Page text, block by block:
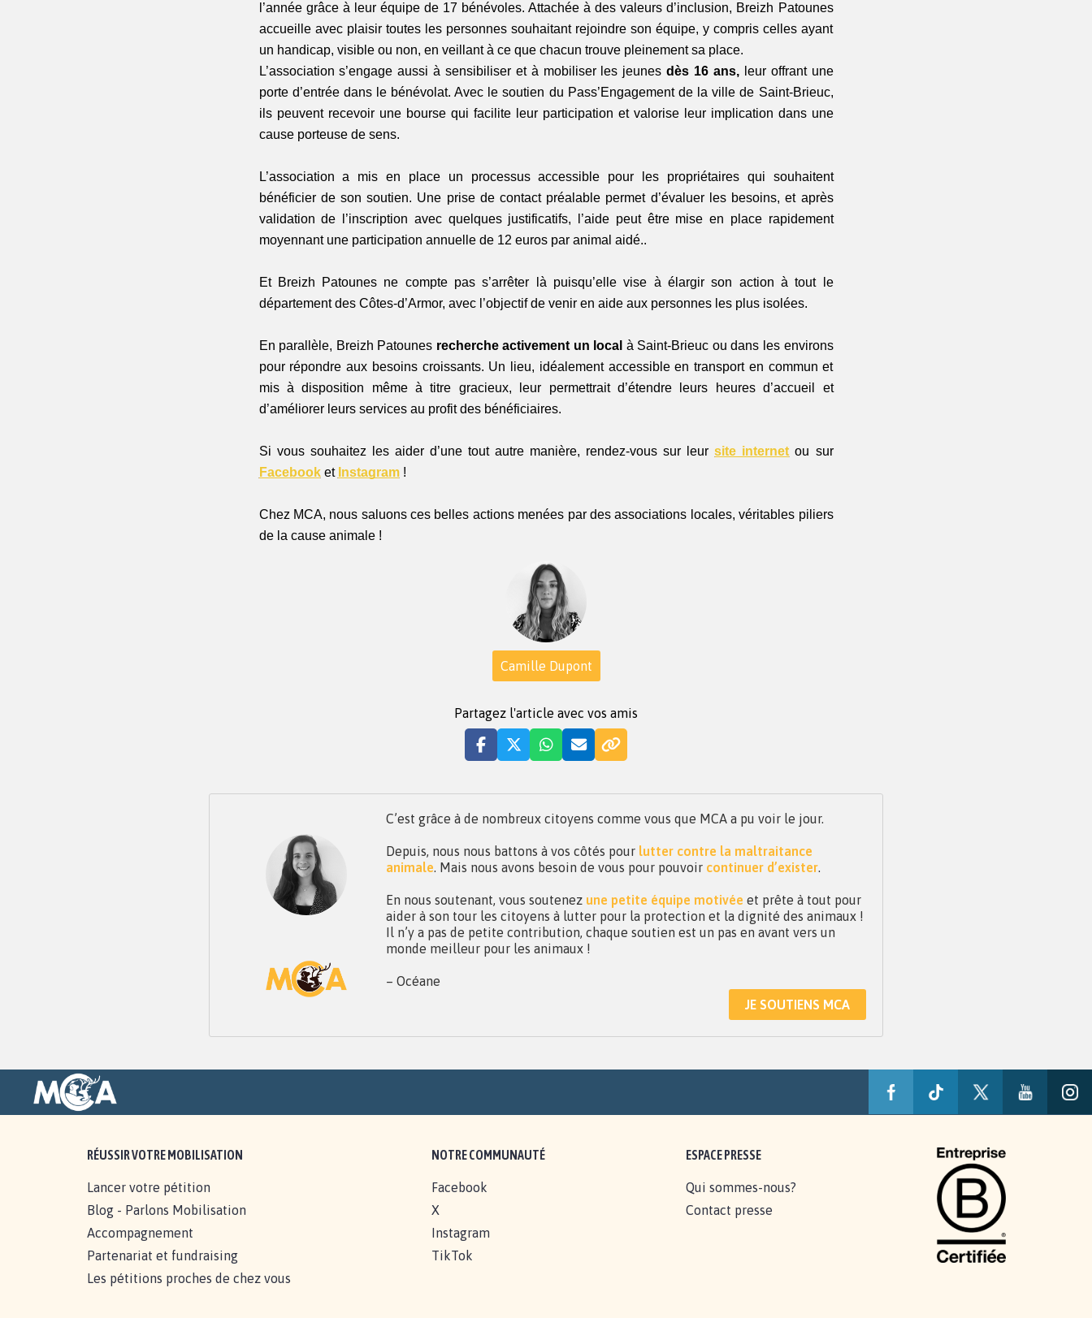
l’année grâce à leur équipe de 17 bénévoles. Attachée à des valeurs d’inclusion, Breizh Patounes
accueille avec plaisir toutes les personnes souhaitant rejoindre son équipe, y compris celles ayant
un handicap, visible ou non, en veillant à ce que chacun trouve pleinement sa place.
L’association s’engage aussi à sensibiliser et à mobiliser les jeunes dès 16 ans, leur offrant une
porte d’entrée dans le bénévolat. Avec le soutien du Pass’Engagement de la ville de Saint-Brieuc,
ils peuvent recevoir une bourse qui facilite leur participation et valorise leur implication dans une
cause porteuse de sens.
L’association a mis en place un processus accessible pour les propriétaires qui souhaitent
bénéficier de son soutien. Une prise de contact préalable permet d’évaluer les besoins, et après
validation de l’inscription avec quelques justificatifs, l’aide peut être mise en place rapidement
moyennant une participation annuelle de 12 euros par animal aidé..
Et Breizh Patounes ne compte pas s’arrêter là puisqu’elle vise à élargir son action à tout le
département des Côtes-d’Armor, avec l’objectif de venir en aide aux personnes les plus isolées.
En parallèle, Breizh Patounes recherche activement un local à Saint-Brieuc ou dans les environs
pour répondre aux besoins croissants. Un lieu, idéalement accessible en transport en commun et
mis à disposition même à titre gracieux, leur permettrait d’étendre leurs heures d’accueil et
d’améliorer leurs services au profit des bénéficiaires.
Si vous souhaitez les aider d’une tout autre manière, rendez-vous sur leur site internet
ou sur
Facebook et Instagram !
Chez MCA, nous saluons ces belles actions menées par des associations locales, véritables piliers
de la cause animale !
Camille Dupont
Partagez l'article avec vos amis
C’est grâce à de nombreux citoyens comme vous que MCA a pu voir le jour.
Depuis, nous nous battons à vos côtés pour lutter contre la maltraitance
animale. Mais nous avons besoin de vous pour pouvoir continuer d’exister.
En nous soutenant, vous soutenez une petite équipe motivée et prête à tout pour
aider à son tour les citoyens à lutter pour la protection et la dignité des animaux !
Il n’y a pas de petite contribution, chaque soutien est un pas en avant vers un
monde meilleur pour les animaux !
– Océane
JE SOUTIENS MCA
RÉUSSIR VOTRE MOBILISATION
Lancer votre pétition
Blog - Parlons Mobilisation
Accompagnement
Partenariat et fundraising
Les pétitions proches de chez vous
NOTRE COMMUNAUTÉ
Facebook
X
Instagram
TikTok
ESPACE PRESSE
Qui sommes-nous?
Contact presse